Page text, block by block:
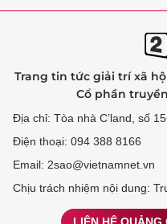
Trang tin tức giải trí xã
Cổ phần
Địa chỉ: Tòa nhà C’land, số
Điện thoại: 094 388 8166
Email: 2sao@vietnamnet.vn
Chịu trách nhiệm nội dung: